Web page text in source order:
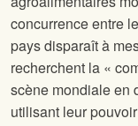
concurrence entre
pays disparaît à
recherchent la «
scène mondiale en
utilisant leur